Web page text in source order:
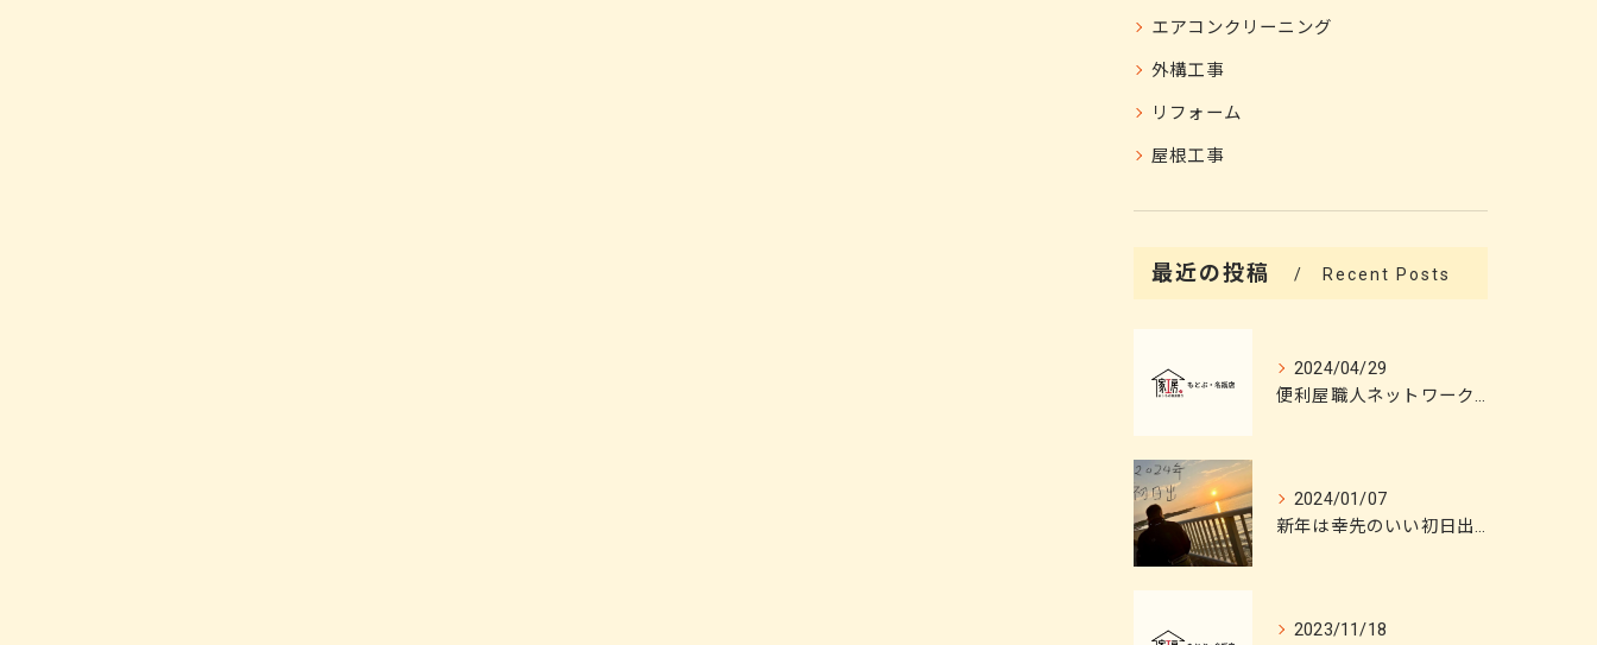
エアコンクリーニング
外構工事
リフォーム
屋根工事
最近の投稿 Recent Posts
2024/04/29
便利屋職人ネットワーク 施工技術の妙を解説！
2024/01/07
新年は幸先のいい初日出に恵まれました。
2023/11/18